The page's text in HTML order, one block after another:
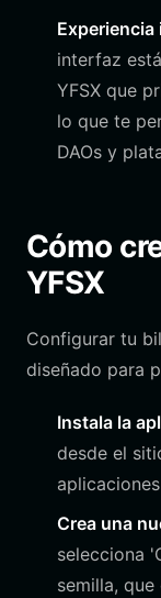
interfaz
YFSX que
lo que te
DAOs y
Cómo
YFSX
Configurar tu
diseñado para
Instala la
desde el
Crea una
selecciona
semilla,